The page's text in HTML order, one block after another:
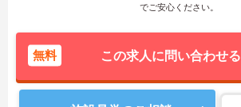
でご安心ください。
無料 この求人に問い合わせる